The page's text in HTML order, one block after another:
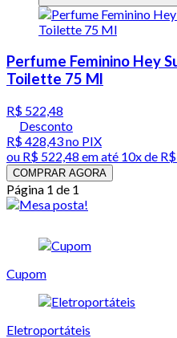
Perfume Feminino Hey
Toilette 75 Ml
R$ 522,48
Desconto
R$ 428,43no PIX
ou R$ 522,48 em até 10x de
COMPRAR AGORA
Página 1 de 1
Cupom
Eletroportáteis